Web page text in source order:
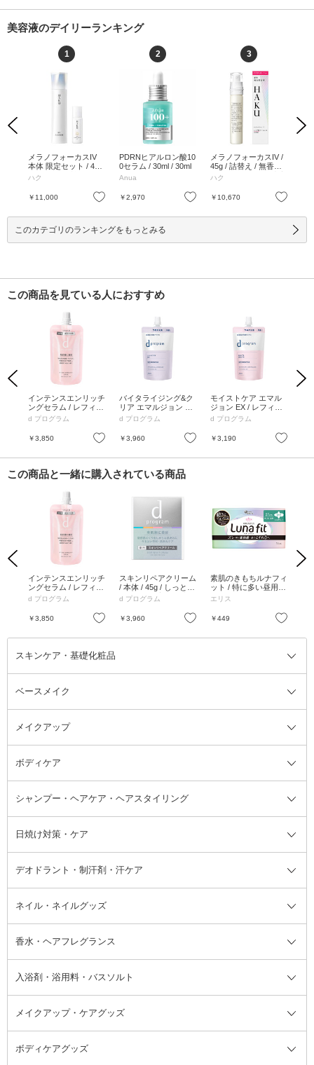
美容液のデイリーランキング
Previous
お気に入り
1
メラノフォーカスIV
本体 限定セット / 45
g、6ml / 無香料 / なめ
がら素早くなじむ / 45
g、6ml
ハク
￥11,000 お気に入り
2
PDRNヒアルロン酸10
0セラム / 30ml / 30ml
Anua
￥2,970 お気に入り
3
メラノフォーカスIV /
45g / 詰替え / 無香料 /
なめらかにのびて密着
/ 45g
ハク
￥10,670
Next
このカテゴリのランキングをもっとみる
この商品を見ている人におすすめ
Previous
お気に入り
インテンスエンリッチ
ングセラム / レフィル
/ 45ml
d プログラム
￥3,850 お気に入り
バイタライジング&ク
リア エマルジョン EX
/ レフィル / 88ml
d プログラム
￥3,960 お気に入り
モイストケア エマル
ジョン EX / レフィル /
88ml
d プログラム
￥3,190
Next
この商品と一緒に購入されている商品
Previous
お気に入り
インテンスエンリッチ
ングセラム / レフィル
/ 45ml
d プログラム
￥3,850 お気に入り
スキンリペアクリーム
/ 本体 / 45g / しっとり
なめらかな美肌へ導く
d プログラム
￥3,960 お気に入り
素肌のきもちルナフィ
ット / 特に多い昼用
羽つき / 15枚、27cm
エリス
￥449
Next
スキンケア・基礎化粧品
スキンケア・基礎化粧品全て
洗顔料
美容液
オールインワン化粧品 フェイスクリーム
フェイスオイル・バーム
ブースター・導入液
洗い流すパック・マスク
リップクリーム・リップケア
顔用マッサージ料
ベースメイク
ベースメイク全て
BBクリーム
コンシーラー ファンデーション
フェイスパウダー
メイクアップ
メイクアップ全て
まつげ美容液 つけまつげ
アイシャドウ
アイブロウ・眉マスカラ
チーク
ハイライト・シェーディング
ボディケア
ボディケア全て
ボディソープ・ハンドソープ・石
けん
ボディケア
レッグ・フットケア
バストケア
ネイルケア
脱毛・除毛ケア
シャンプー・ヘアケア・ヘアスタイリング
シャンプー・ヘアケア・ヘアスタ
イリング全て
洗い流さないトリートメント
ヘアスタイリング剤
頭皮ケア・育毛剤
その他シャンプー・ヘアケア・ヘ
アスタイリング
日焼け対策・ケア
日焼け対策・ケア全て
サンオイル・タンニング
その他日焼け対策・UVケア
デオドラント・制汗剤・汗ケア
デオドラント・制汗剤・汗ケア全
て
フット用デオドラント・制汗剤・
汗ケア
ネイル・ネイルグッズ
ネイル・ネイルグッズ全て
ジェルネイル
リムーバー・除光液
香水・ヘアフレグランス
香水・ヘアフレグランス全て
フレグランスミスト
その他香水・ヘアフレグランス
入浴剤・浴用料・バスソルト
入浴剤・浴用料・バスソルト全て
バスソルト
メイクアップ・ケアグッズ
メイクアップ・ケアグッズ全て
ボディケアグッズ